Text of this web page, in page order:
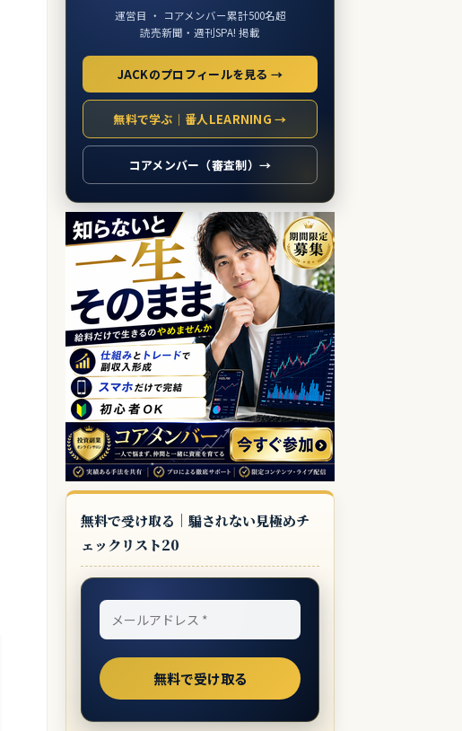
運営目 ・ コアメンバー累計500名超
読売新聞・週刊SPA! 掲載
JACKのプロフィールを見る →
無料で学ぶ｜番人LEARNING →
コアメンバー（審査制）→
無料で受け取る｜騙されない見極めチ
ェックリスト20